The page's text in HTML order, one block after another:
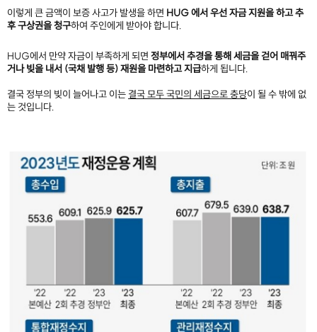
이렇게 큰 금액이 보증 사고가 발생을 하면 HUG 에서 우선 자금 지원을 하고 추
후 구상권을 청구하여 주인에게 받아야 합니다.
HUG에서 만약 자금이 부족하게 되면 정부에서 추경을 통해 세금을 걷어 매꿔주
거나 빚을 내서 (국채 발행 등) 재원을 마련하고 지급하게 됩니다.
결국 정부의 빚이 늘어나고 이는 결국 모두 국민의 세금으로 충당이 될 수 밖에 없
는 것입니다.